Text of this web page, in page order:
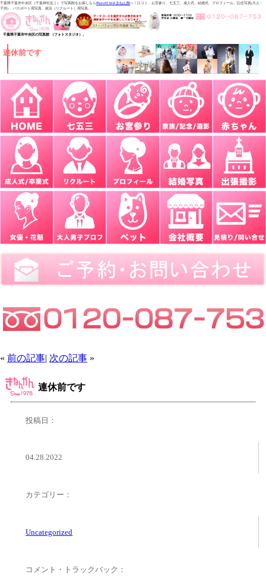
千葉県千葉市中央区（千葉神社近く）で写真館をお探しならPhotoSTAGEきねん館へ！口コミ、お宮参り、七五三、成人式、結婚式、プロフィール、記念写真(大人・
子供) 、パスポート用写真、就活（リクルート）用写真。
千葉県千葉市中央区の写真館 （フォトスタジオ）。
連休前です
« 前の記事| 次の記事 »
連休前です
投稿日：
04.28.2022
カテゴリー：
Uncategorized
コメント・トラックバック：